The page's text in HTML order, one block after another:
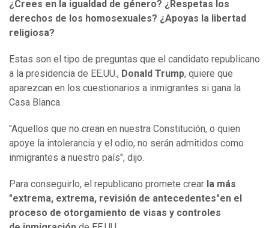
¿Crees en la igualdad de género? ¿Respetas los
derechos de los homosexuales? ¿Apoyas la libertad
religiosa?
Estas son el tipo de preguntas que el candidato republicano
a la presidencia de EE.UU., Donald Trump, quiere que
aparezcan en los cuestionarios a inmigrantes si gana la
Casa Blanca.
"Aquellos que no crean en nuestra Constitución, o quien
apoye la intolerancia y el odio, no serán admitidos como
inmigrantes a nuestro país", dijo.
Para conseguirlo, el republicano promete crear la más
"extrema, extrema, revisión de antecedentes"en el
proceso de otorgamiento de visas y controles